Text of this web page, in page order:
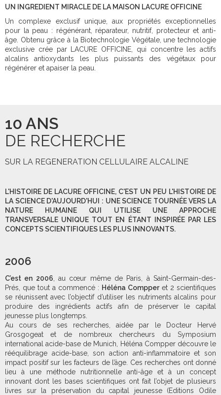
UN INGREDIENT MIRACLE DE LA MAISON LACURE OFFICINE
Un complexe exclusif unique, aux propriétés exceptionnelles
pour la peau : régénérant, réparateur, nutritif, protecteur et anti-
âge. Obtenu grâce à la Biotechnologie Végétale, une technologie
exclusive crée par LACURE OFFICINE, qui concentre les actifs
alcalins antioxydants les plus puissants des végétaux pour
régénérer et apaiser la peau.
10 ANS
DE RECHERCHE
SUR LA REGENERATION CELLULAIRE ALCALINE
L'HISTOIRE DE LACURE OFFICINE, C'EST UN PEU L'HISTOIRE DE
LA SCIENCE D'AUJOURD'HUI : UNE SCIENCE TOURNÉE VERS LA
NATURE HUMAINE QUI UTILISE UNE APPROCHE
TRANSVERSALE UNIQUE TOUT EN ÉTANT INSPIRÉE PAR LES
CONCEPTS SCIENTIFIQUES LES PLUS INNOVANTS.
2006
C’est en 2006 , au cœur même de Paris, à Saint-Germain-des-
Prés, que tout a commencé : Héléna Compperet 2 scientifiques
se réunissent avec l’objectif d’utiliser les nutriments alcalins pour
produire des ingrédients actifs afin de préserver le capital
jeunesse plus longtemps.
Au cours de ses recherches, aidée par le Docteur Hervé
Grosgogeat et de nombreux chercheurs du Symposium
international acide-base de Munich, Héléna Compper découvre le
rééquilibrage acide-base, son action anti-inflammatoire et son
impact positif sur les facteurs de l’âge. Ces recherches ont donné
lieu à une méthode nutritionnelle anti-âge et à un concept
innovant dont les bases scientifiques ont fait l’objet de plusieurs
livres sur la préservation du capital jeunesse (Editions Odile